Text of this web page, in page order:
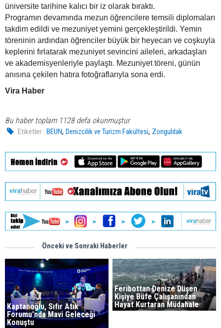
üniversite tarihine kalıcı bir iz olarak bıraktı.
Programın devamında mezun öğrencilere temsili diplomaları
takdim edildi ve mezuniyet yemini gerçekleştirildi. Yemin
töreninin ardından öğrenciler büyük bir heyecan ve coşkuyla
keplerini fırlatarak mezuniyet sevincini aileleri, arkadaşları
ve akademisyenleriyle paylaştı. Mezuniyet töreni, günün
anısına çekilen hatıra fotoğraflarıyla sona erdi.
Vira Haber
Bu haber toplam 1128 defa okunmuştur
Etiketler : BEUN,Denizcilik ve Turizm Fakültesi, Zonguldak
Önceki ve Sonraki Haberler
Kaptanoğlu, Sıfır Atık
Forumu'nda Mavi Geleceği
Konuştu
Feribottan Denize Düşen
Kişiye Büfe Çalışanından
Hayat Kurtaran Müdahale